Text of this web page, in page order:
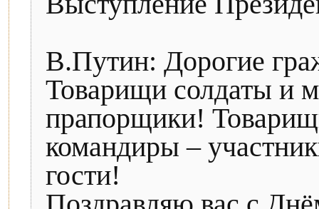
В.Путин: Дорогие
Товарищи солдаты и
прапорщики!
командиры –
гости!